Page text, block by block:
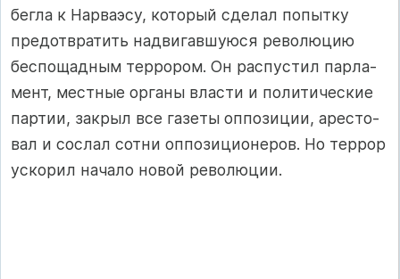
бег­ла к Нар­ва­эсу, ко­то­рый сде­лал по­пыт­ку
пре­дот­в­ра­тить над­ви­гав­шу­юся ре­во­лю­цию
бес­по­щад­ным тер­ро­ром. Он рас­пус­тил пар­ла­
мент, мес­т­ные ор­га­ны влас­ти и по­ли­ти­чес­кие
пар­тии, зак­рыл все га­зе­ты оп­по­зи­ции, арес­то­
вал и сос­лал сот­ни оп­по­зи­ци­оне­ров. Но тер­рор
ус­ко­рил на­ча­ло но­вой ре­во­лю­ции.